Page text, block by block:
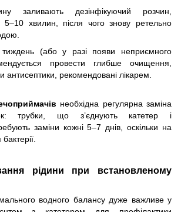
заливають дезінфікуючий розчин,
хвилин, після чого знову ретельно
(або у разі появи неприємного
провести глибше очищення,
антисептики, рекомендовані лікарем.
необхідна регулярна заміна
трубки, що з’єднують катетер і
заміни кожні 5–7 днів, оскільки на
рідини при встановленому
водного балансу дуже важливе у